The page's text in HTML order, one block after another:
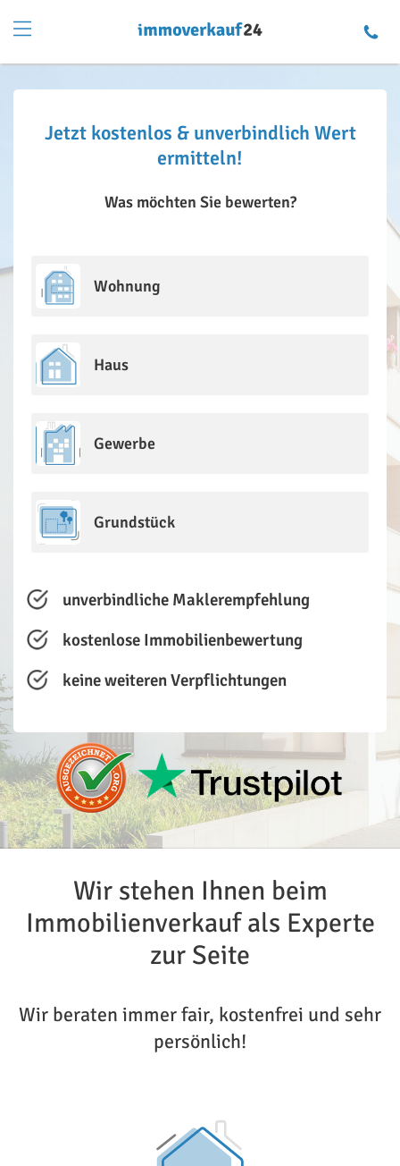
Jetzt kostenlos & unverbindlich Wert
ermitteln!
Was möchten Sie bewerten?
Wohnung
Haus
Gewerbe
Grundstück
unverbindliche Maklerempfehlung
kostenlose Immobilienbewertung
keine weiteren Verpflichtungen
Wir stehen Ihnen beim
Immobilienverkauf als Experte
zur Seite
Wir beraten immer fair, kostenfrei und sehr
persönlich!